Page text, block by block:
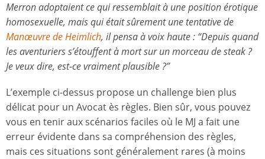
Merron adoptaient ce qui ressemblait à une position érotique
homosexuelle, mais qui était sûrement une tentative de
Manœuvre de Heimlich, il pensa à voix haute : “Depuis quand
les aventuriers s’étouffent à mort sur un morceau de steak ?
Je veux dire, est-ce vraiment plausible ?”
L’exemple ci-dessus propose un challenge bien plus
délicat pour un Avocat ès règles. Bien sûr, vous pouvez
vous en tenir aux scénarios faciles où le MJ a fait une
erreur évidente dans sa compréhension des règles,
mais ces situations sont généralement rares (à moins